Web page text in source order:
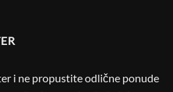
i ne propustite odlične ponude